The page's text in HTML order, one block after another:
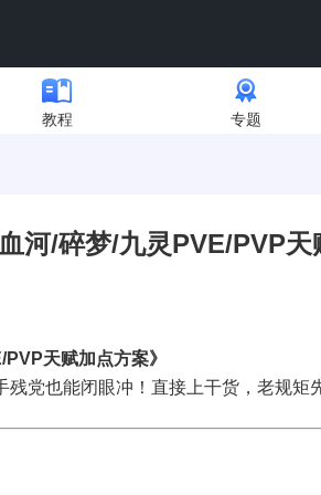
教程 专题
河/碎梦/九灵PVE/PVP天
天赋加点方案》
党也能闭眼冲！直接上干货，老规矩